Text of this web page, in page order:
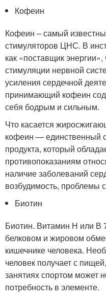
Кофеин
Кофеин – самый
стимуляторов ЦНС. В
как «поставщик
стимуляции нервной
усиления сердечной
принимающий кофеин
себя бодрым и сильным.
Что касается
кофеин — единственный
продукта, который
противопоказаниям
наличие заболеваний
возбудимость, проблемы
Биотин
Биотин. Витамин Н или В
белковом и жировом
кишечнике человека.
человек получает с
занятиях спортом может
потребность в элементе.